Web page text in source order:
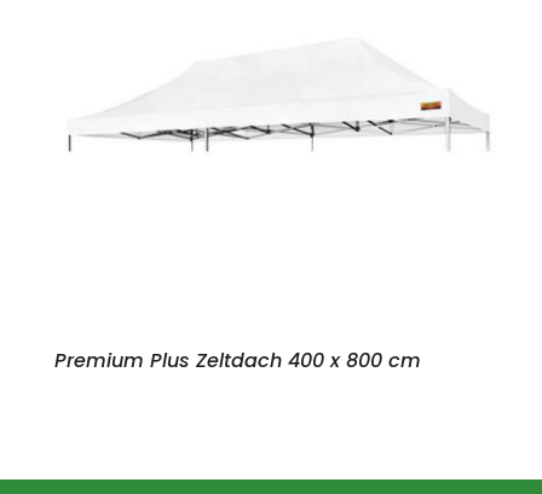
Premium Plus Zeltdach 400 x 800 cm